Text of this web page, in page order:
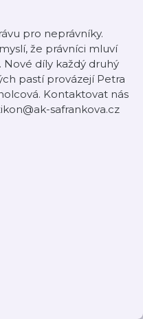
pro neprávníky.
že právníci mluví
Nové díly každý druhý
pastí provázejí Petra
Kontaktovat nás
safrankova.cz